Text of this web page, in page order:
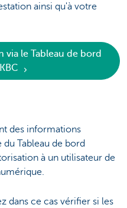
ainsi qu'à votre
via le Tableau de bord
des informations
Tableau de bord
à un utilisateur de
dans ce cas vérifier si les